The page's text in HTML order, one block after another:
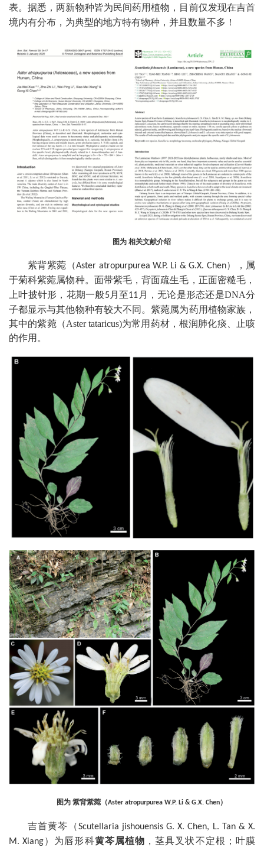
表。据悉，两新物种皆为民间药用植物，目前仅发现在吉首
境内有分布，为典型的地方特有物种，并且数量不多！
图为 相关文献介绍
紫背紫菀 （Aster atropurpurea W.P. Li & G.X. Chen）
，属
于菊科紫菀属物种。面带紫毛，背面疏生毛，正面密糙毛，
上叶披针形，花期一般5月至11 月，无论是形态还是DNA分
子都显示与其他物种有较大不同。紫菀属为药用植物家族，
其中的紫菀（Aster tataricus)为常用药材，根润肺化痰、止咳
的作用。
图为 紫背紫菀（Aster atropurpurea W.P. Li & G.X. Chen）
吉首黄芩 （Scutellaria jishouensis G. X. Chen, L. Tan & X.
M. Xiang）为唇形科黄芩属植物 ，茎具叉状不定根；叶膜